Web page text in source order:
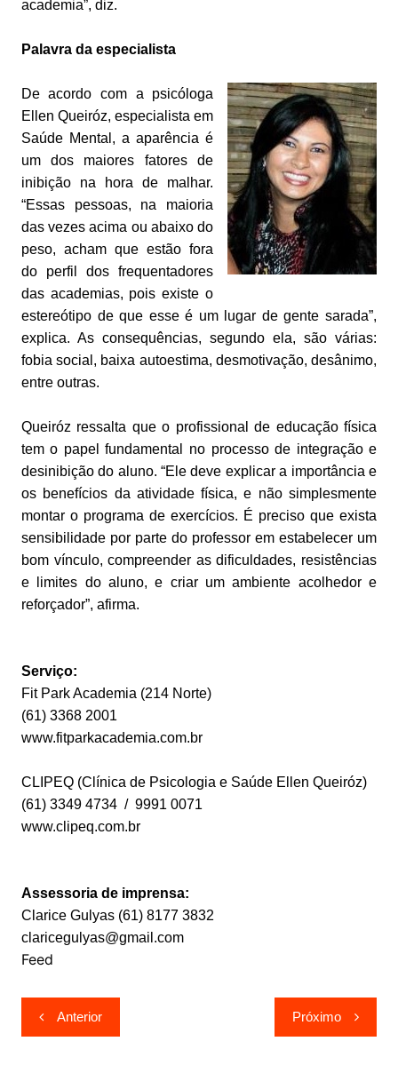
academia”, diz.
Palavra da especialista
De acordo com a psicóloga
Ellen Queiróz, especialista em
Saúde Mental, a aparência é
um dos maiores fatores de
inibição na hora de malhar.
“Essas pessoas, na maioria
das vezes acima ou abaixo do
peso, acham que estão fora
do perfil dos frequentadores
das academias, pois existe o
estereótipo de que esse é um lugar de gente sarada”,
explica. As consequências, segundo ela, são várias:
fobia social, baixa autoestima, desmotivação, desânimo,
entre outras.
Queiróz ressalta que o profissional de educação física
tem o papel fundamental no processo de integração e
desinibição do aluno. “Ele deve explicar a importância e
os benefícios da atividade física, e não simplesmente
montar o programa de exercícios. É preciso que exista
sensibilidade por parte do professor em estabelecer um
bom vínculo, compreender as dificuldades, resistências
e limites do aluno, e criar um ambiente acolhedor e
reforçador”, afirma.
Serviço:
Fit Park Academia (214 Norte)
(61) 3368 2001
www.fitparkacademia.com.br
CLIPEQ (Clínica de Psicologia e Saúde Ellen Queiróz)
(61) 3349 4734 / 9991 0071
www.clipeq.com.br
Assessoria de imprensa:
Clarice Gulyas (61) 8177 3832
claricegulyas@gmail.com
Feed
Navegação
de
Anterior Próximo